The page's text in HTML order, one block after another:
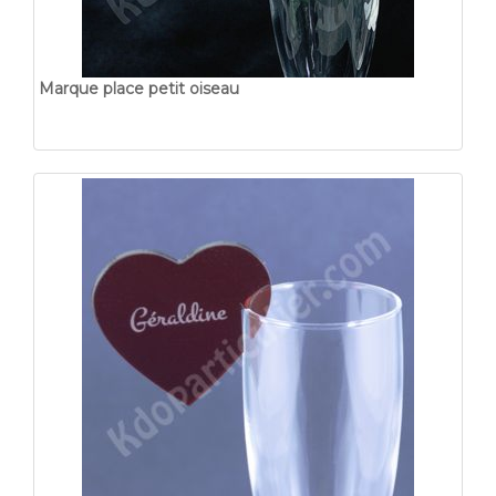
Marque place petit oiseau